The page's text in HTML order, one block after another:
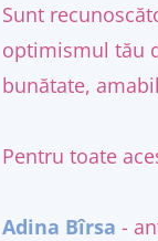
Sunt
optimismul tău
bunătate,
Pentru toate
Adina Bîrsa -